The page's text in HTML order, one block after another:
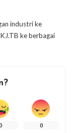
industri ke
ke berbagai
0